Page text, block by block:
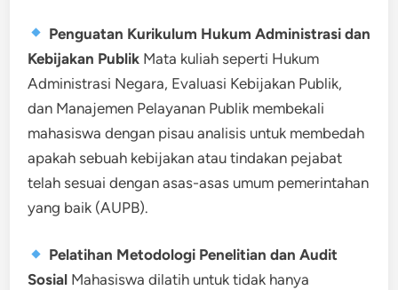
Penguatan Kurikulum Hukum Administrasi dan
Kebijakan Publik Mata kuliah seperti Hukum
Administrasi Negara, Evaluasi Kebijakan Publik,
dan Manajemen Pelayanan Publik membekali
mahasiswa dengan pisau analisis untuk membedah
apakah sebuah kebijakan atau tindakan pejabat
telah sesuai dengan asas-asas umum pemerintahan
yang baik (AUPB).
Pelatihan Metodologi Penelitian dan Audit
Sosial Mahasiswa dilatih untuk tidak hanya